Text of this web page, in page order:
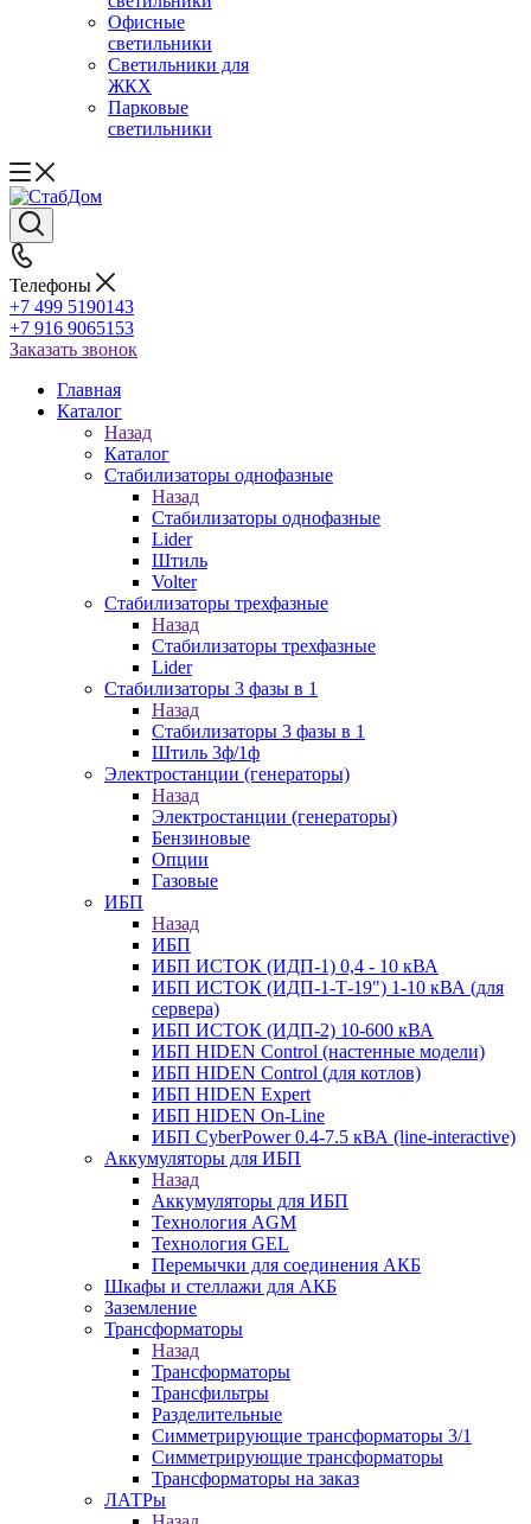
Офисные
светильники
Светильники для
ЖКХ
Парковые
светильники
Телефоны
+7 499 5190143
+7 916 9065153
Заказать звонок
Главная
Каталог
Назад
Каталог
Стабилизаторы однофазные
Назад
Стабилизаторы однофазные
Lider
Штиль
Volter
Стабилизаторы трехфазные
Назад
Стабилизаторы трехфазные
Lider
Стабилизаторы 3 фазы в 1
Назад
Стабилизаторы 3 фазы в 1
Штиль 3ф/1ф
Электростанции (генераторы)
Назад
Электростанции (генераторы)
Бензиновые
Опции
Газовые
ИБП
Назад
ИБП
ИБП ИСТОК (ИДП-1) 0,4 - 10 кВА
ИБП ИСТОК (ИДП-1-Т-19") 1-10 кВА (для
сервера)
ИБП ИСТОК (ИДП-2) 10-600 кВА
ИБП HIDEN Control (настенные модели)
ИБП HIDEN Control (для котлов)
ИБП HIDEN Expert
ИБП HIDEN On-Line
ИБП CyberPower 0.4-7.5 кВА (line-interactive)
Аккумуляторы для ИБП
Назад
Аккумуляторы для ИБП
Технология AGM
Технология GEL
Перемычки для соединения АКБ
Шкафы и стеллажи для АКБ
Заземление
Трансформаторы
Назад
Трансформаторы
Трансфильтры
Разделительные
Симметрирующие трансформаторы 3/1
Симметрирующие трансформаторы
Трансформаторы на заказ
ЛАТРы